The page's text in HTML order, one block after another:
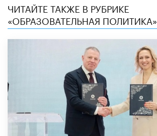
ЧИТАЙТЕ ТАКЖЕ В РУБРИКЕ
«ОБРАЗОВАТЕЛЬНАЯ ПОЛИТИКА»